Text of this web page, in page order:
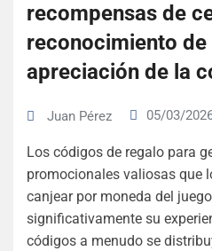
recompensas de
reconocimiento de
apreciación de la
Juan Pérez 05/03/
Los códigos de regalo para
promocionales valiosas que
canjear por moneda del
significativamente su
códigos a menudo se